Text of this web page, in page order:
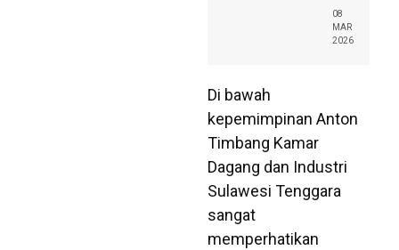
08
MAR
2026
Di bawah
kepemimpinan Anton
Timbang Kamar
Dagang dan Industri
Sulawesi Tenggara
sangat
memperhatikan